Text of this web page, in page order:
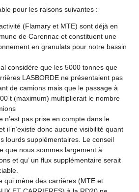
pour les raisons suivantes :
(Flamary et MTE) sont déjà en
de Carennac et constituent une
en granulats pour notre bassin
considère que les 5000 tonnes que
LASBORDE ne présentaient pas
de camions mais que le passage à
t (maximum) multiplierait le nombre
n’est pas prise en compte dans le
il n’existe donc aucune visibilité quant
lourds supplémentaires. Le conseil
que nous sommes largement à
et qu’ un flux supplémentaire serait
qui mène des carrières (MTE et